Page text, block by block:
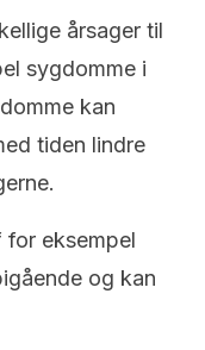
årsager til
sygdomme i
kan
tiden lindre
eksempel
og kan